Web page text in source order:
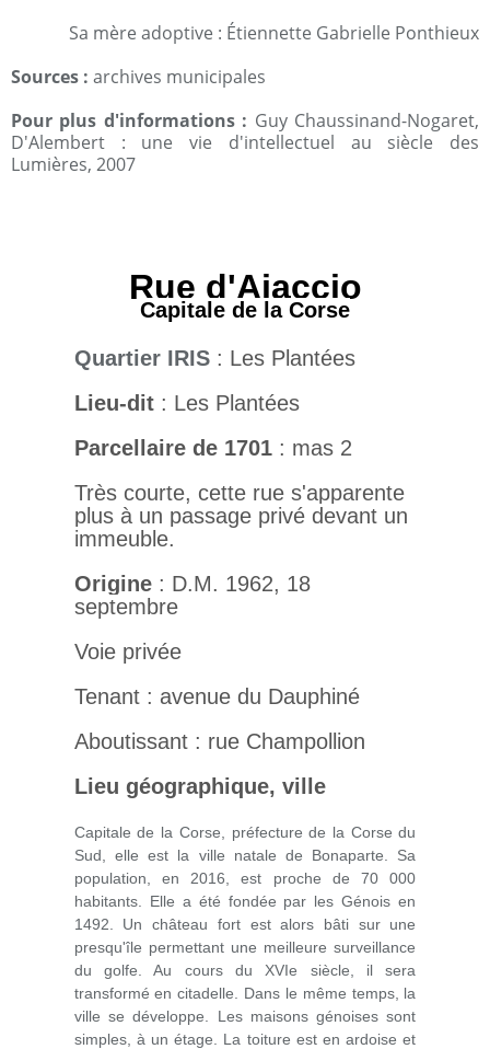
Sa mère adoptive : Étiennette Gabrielle Ponthieux
Sources : archives municipales
Pour plus d'informations : Guy Chaussinand-Nogaret,
D'Alembert : une vie d'intellectuel au siècle des
Lumières, 2007
Rue d'Ajaccio
Capitale de la Corse
Quartier IRIS : Les Plantées
Lieu-dit : Les Plantées
Parcellaire de 1701: mas 2
Très courte, cette rue s'apparente
plus à un passage privé devant un
immeuble.
Origine : D.M. 1962, 18
septembre
Voie privée
Tenant : avenue du Dauphiné
Aboutissant : rue Champollion
Lieu géographique, ville
Capitale de la Corse, préfecture de la Corse du
Sud, elle est la ville natale de Bonaparte. Sa
population, en 2016, est proche de 70 000
habitants. Elle a été fondée par les Génois en
1492. Un château fort est alors bâti sur une
presqu'île permettant une meilleure surveillance
du golfe. Au cours du XVIe siècle, il sera
transformé en citadelle. Dans le même temps, la
ville se développe. Les maisons génoises sont
simples, à un étage. La toiture est en ardoise et